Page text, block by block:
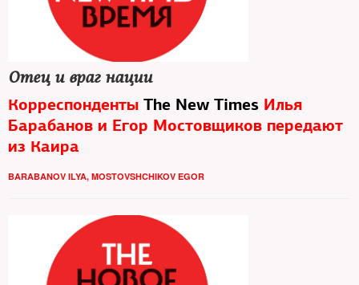
Отец и враг нации
Корреспонденты The New Times Илья
Барабанов и Егор Мостовщиков передают
из Каира
Хроника дня, Фото, Видео, Слайдшоу
BARABANOV ILYA, MOSTOVSHCHIKOV EGOR